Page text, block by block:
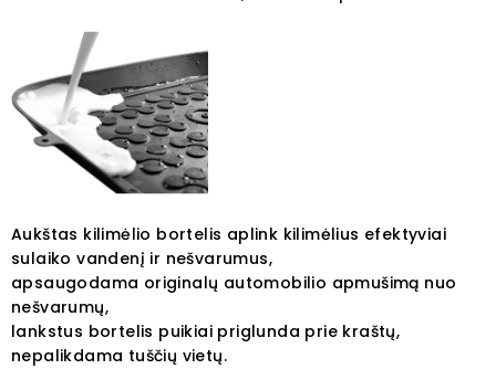
Aukštas kilimėlio bortelis aplink kilimėlius efektyviai
sulaiko vandenį ir nešvarumus,
apsaugodama originalų automobilio apmušimą nuo
nešvarumų,
lankstus bortelis puikiai priglunda prie kraštų,
nepalikdama tuščių vietų.